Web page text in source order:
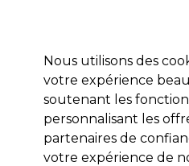
Marques Bons plans Coiffure
Livraison
lire la
Nous utilisons des
votre expérience
soutenant les
personnalisant les
partenaires de
votre expérience de